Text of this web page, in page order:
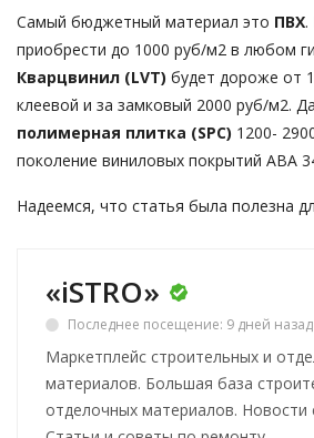
Самый бюджетный материал это ПВХ
приобрести до 1000 руб/м2 в любом
Кварцвинил (LVT) будет дороже от
клеевой и за замковый 2000 руб/м2.
полимерная плитка (SPC) 1200-
поколение виниловых покрытий ABA
Надеемся, что статья была полезна
«iSTRO»
Последнее посещение: 9 дней назад
Маркетплейс строительных и
материалов. Большая база
отделочных материалов. Новости